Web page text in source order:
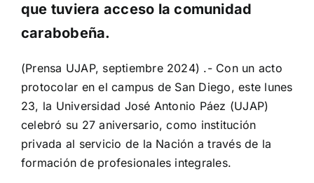
que tuviera acceso la comunidad
carabobeña.
(Prensa UJAP, septiembre 2024) .- Con un acto
protocolar en el campus de San Diego, este lunes
23, la Universidad José Antonio Páez (UJAP)
celebró su 27 aniversario, como institución
privada al servicio de la Nación a través de la
formación de profesionales integrales.